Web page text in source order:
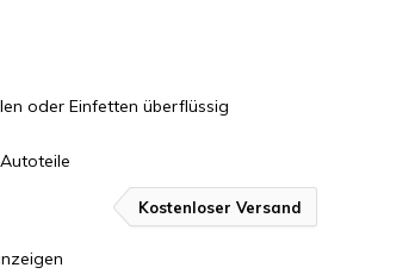
oder Einfetten überflüssig
Kostenloser Versand